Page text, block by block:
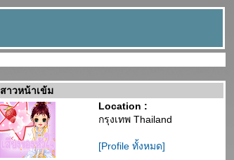
สาวหน้าเข้ม
Location :
กรุงเทพ Thailand
[Profile ทั้งหมด]